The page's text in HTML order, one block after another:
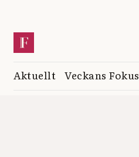
Aktuellt Veckans Fokus